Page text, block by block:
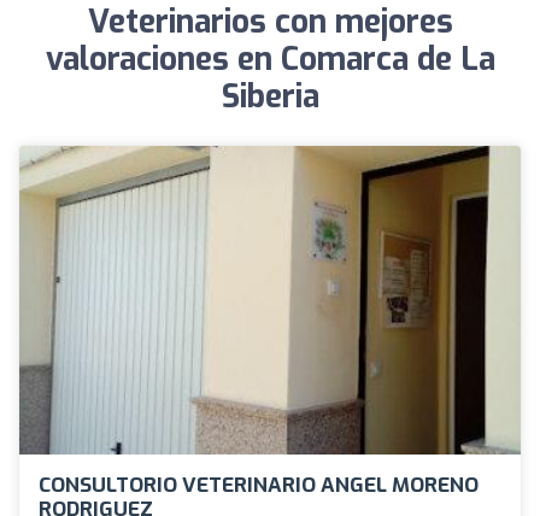
Veterinarios con mejores
valoraciones en Comarca de La
Siberia
CONSULTORIO VETERINARIO ANGEL MORENO
RODRIGUEZ